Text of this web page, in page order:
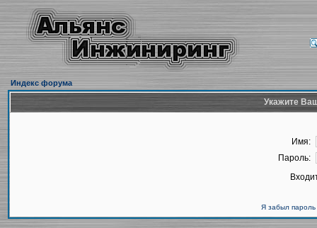
Индекс форума
Укажите
Имя:
Пароль:
Я забыл пароль